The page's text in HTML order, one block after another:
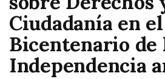
Ciudadanía en el
Bicentenario de
Independencia